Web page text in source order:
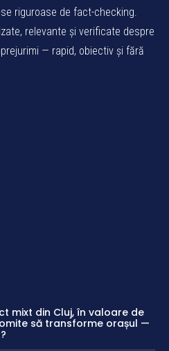
riguroase de fact-checking.
relevante și verificate despre
— rapid, obiectiv și fără
mixt din Cluj, în valoare de
să transforme orașul —